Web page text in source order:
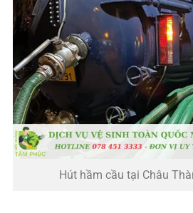
Hút hầm cầu tại Châu